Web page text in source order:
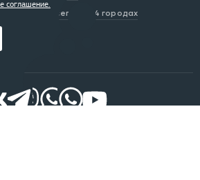
Всего в 74 городах
соглашение.